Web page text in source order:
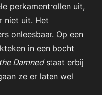
perkamentrollen uit,
niet uit. Het
onleesbaar. Op een
in een bocht
Damnedstaat erbij
ze er laten wel